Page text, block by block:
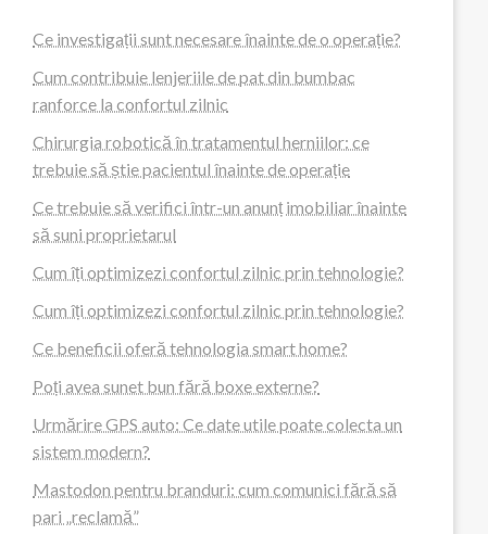
Ce investigații sunt necesare înainte de o operație?
Cum contribuie lenjeriile de pat din bumbac
ranforce la confortul zilnic
Chirurgia robotică în tratamentul herniilor: ce
trebuie să știe pacientul înainte de operație
Ce trebuie să verifici într-un anunț imobiliar înainte
să suni proprietarul
Cum îți optimizezi confortul zilnic prin tehnologie?
Cum îți optimizezi confortul zilnic prin tehnologie?
Ce beneficii oferă tehnologia smart home?
Poți avea sunet bun fără boxe externe?
Urmărire GPS auto: Ce date utile poate colecta un
sistem modern?
Mastodon pentru branduri: cum comunici fără să
pari „reclamă”